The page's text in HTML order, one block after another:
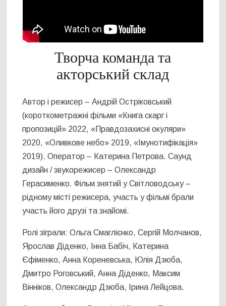
Творча команда та
акторський склад
Автор і режисер – Андрій Остріковський
(короткометражні фільми «Книга скарг і
пропозицій» 2022, «Правдозахисні окуляри»
2020, «Оливкове небо» 2019, «Імунотифікація»
2019). Оператор – Катерина Петрова. Саунд
дизайн / звукорежисер – Олександр
Герасименко. Фільм знятий у Світловодську –
рідному місті режисера, участь у фільмі брали
участь його друзі та знайомі.
Ролі зіграли: Ольга Смаглієнко, Сергій Молчанов,
Ярослав Діденко, Інна Бабіч, Катерина
Єфіменко, Анна Кореневська, Юлія Дзюба,
Дмитро Роговський, Анна Діденко, Максим
Вінніков, Олександр Дзюба, Ірина Лейцова.